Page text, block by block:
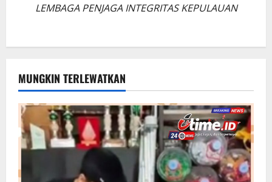
LEMBAGA PENJAGA INTEGRITAS KEPULAUAN
MUNGKIN TERLEWATKAN